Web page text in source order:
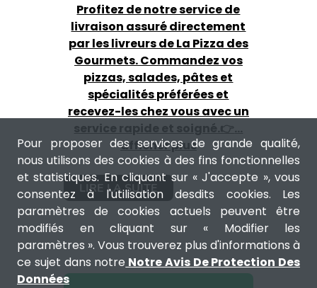
Profitez de notre service de
livraison assuré directement
par les livreurs de La Pizza des
Gourmets. Commandez vos
pizzas, salades, pâtes et
spécialités préférées et
recevez-les chez vous avec un
service rapide et soigné.👉…
afficher plus
LIRE LA SUITE
Pour proposer des services de grande qualité,
nous utilisons des cookies à des fins fonctionnelles
et statistiques. En cliquant sur « J'accepte », vous
consentez à l'utilisation desdits cookies. Les
paramètres de cookies actuels peuvent être
modifiés en cliquant sur « Modifier les
paramètres ». Vous trouverez plus d'informations à
ce sujet dans notre Notre Avis De Protection Des
Données